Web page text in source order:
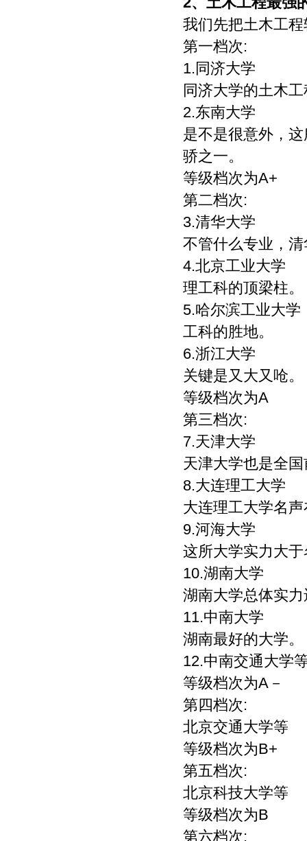
我们先把土木工
第一档次:
1.同济大学
同济大学的土木
2.东南大学
是不是很意外，
骄之一。
等级档次为A+
第二档次:
3.清华大学
不管什么专业，
4.北京工业大学
理工科的顶梁柱。
5.哈尔滨工业大学
工科的胜地。
6.浙江大学
关键是又大又呛。
等级档次为A
第三档次:
7.天津大学
天津大学也是全
8.大连理工大学
大连理工大学名
9.河海大学
这所大学实力大
10.湖南大学
湖南大学总体实
11.中南大学
湖南最好的大学。
12.中南交通大学
等级档次为A－
第四档次:
北京交通大学等
等级档次为B+
第五档次:
北京科技大学等
等级档次为B
第六档次: